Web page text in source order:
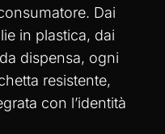
Dai
in plastica, dai
dispensa, ogni
resistente,
con l’identità